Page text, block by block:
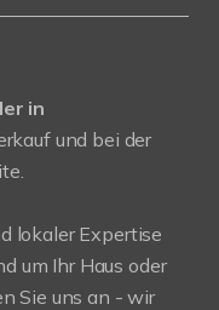
in
und bei der
lokaler Expertise
um Ihr Haus oder
Sie uns an - wir